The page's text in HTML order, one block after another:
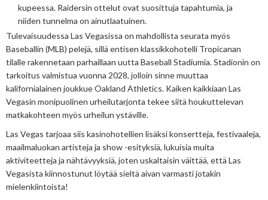
kupeessa. Raidersin ottelut ovat suosittuja tapahtumia, ja
niiden tunnelma on ainutlaatuinen.
Tulevaisuudessa Las Vegasissa on mahdollista seurata myös
Baseballin (MLB) pelejä, sillä entisen klassikkohotelli Tropicanan
tilalle rakennetaan parhaillaan uutta Baseball Stadiumia. Stadionin on
tarkoitus valmistua vuonna 2028, jolloin sinne muuttaa
kalifornialainen joukkue Oakland Athletics. Kaiken kaikkiaan Las
Vegasin monipuolinen urheilutarjonta tekee siitä houkuttelevan
matkakohteen myös urheilun ystäville.
Las Vegas tarjoaa siis kasinohotellien lisäksi konsertteja, festivaaleja,
maailmaluokan artisteja ja show -esityksiä, lukuisia muita
aktiviteetteja ja nähtävyyksiä, joten uskaltaisin väittää, että Las
Vegasista kiinnostunut löytää sieltä aivan varmasti jotakin
mielenkiintoista!